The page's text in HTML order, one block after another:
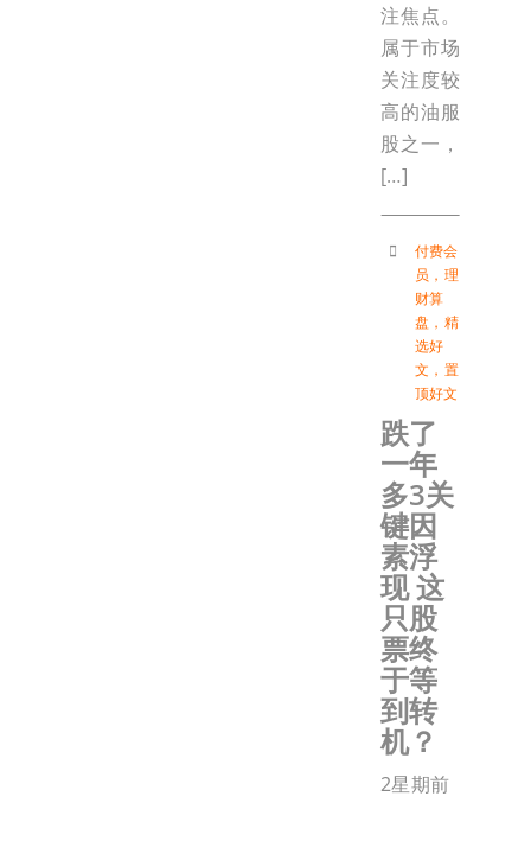
注焦点。
属于市场
关注度较
高的油服
股之一，
[…]
付费会
员 ， 理
财算
盘 ， 精
选好
文 ， 置
顶好文
跌了
一年
多3关
键因
素浮
现 这
只股
票终
于等
到转
机？
2星期前